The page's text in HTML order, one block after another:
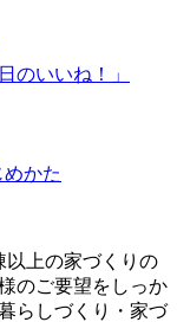
のいいね！」
かた
以上の家づくりの
のご要望をしっか
らしづくり・家づ